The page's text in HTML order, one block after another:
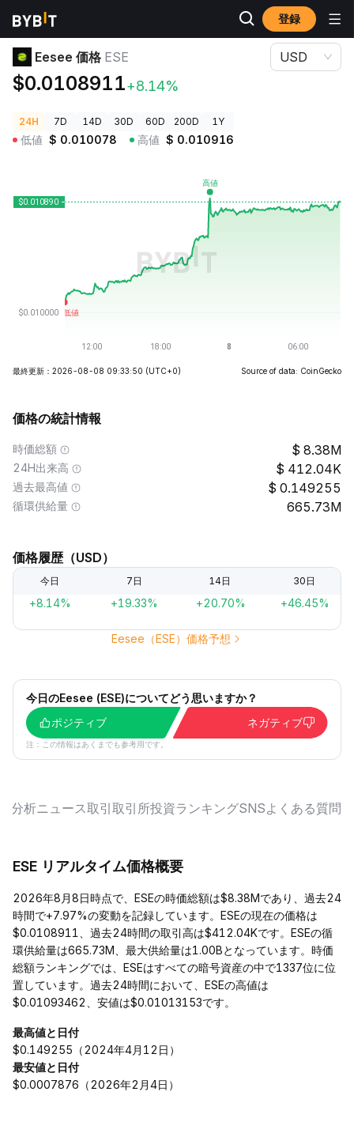
登録
暗号資産価格
Eesee 価格 ESE
$0.0108911+8.14%
USD
24H 7D 14D 30D 60D 200D 1Y
低値 $ 0.010078 高値 $ 0.010916
最終更新：2026-08-08 09:33:50 (UTC+0) Source of data: CoinGecko
価格の統計情報
時価総額 8.38M
24H出来高 412.04K
過去最高値 0.149255
循環供給量 665.73M
価格履歴（USD）
今日 7日 14日 30日
+8.14% +19.33% +20.70% +46.45%
Eesee（ESE）価格予想
今日のEesee (ESE)についてどう思いますか？
ポジティブ
ネガティブ
注：この情報はあくまでも参考用です。
分析ニュース取引取引所投資ランキングSNSよくある質問
ESE リアルタイム価格概要
2026年8月8日時点で、ESEの時価総額は$8.38Mであり、過去24
時間で+7.97%の変動を記録しています。ESEの現在の価格は
$0.0108911、過去24時間の取引高は$412.04Kです。ESEの循
環供給量は665.73M、最大供給量は1.00Bとなっています。時価
総額ランキングでは、ESEはすべての暗号資産の中で1337位に位
置しています。過去24時間において、ESEの高値は
$0.01093462、安値は$0.01013153です。
最高値と日付
$0.149255（2024年4月12日）
最安値と日付
$0.0007876（2026年2月4日）